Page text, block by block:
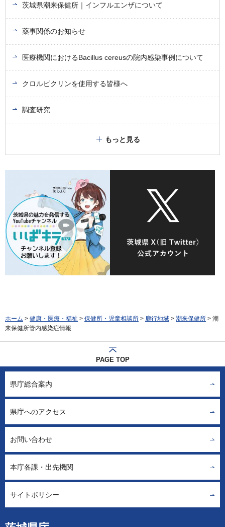
茨城県潮来保健所｜インフルエンザについて
薬事関係のお知らせ
医療機関におけるBacillus cereusの院内感染事例について
クロルピクリンを使用する皆様へ
調査研究
もっと見る
ホーム > 健康・医療・福祉 > 保健所・児童相談所 > 鹿行地域 > 潮来保健所 > 潮
来保健所管内感染症情報
PAGE TOP
県庁総合案内
県庁へのアクセス
お問い合わせ
本庁各課・出先機関
サイトポリシー